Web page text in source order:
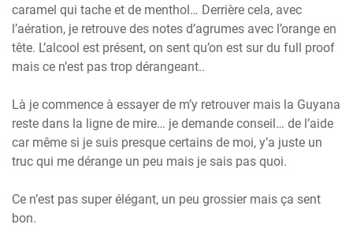
caramel qui tache et de menthol… Derrière cela, avec
l’aération, je retrouve des notes d’agrumes avec l’orange en
tête. L’alcool est présent, on sent qu’on est sur du full proof
mais ce n’est pas trop dérangeant..
Là je commence à essayer de m’y retrouver mais la Guyana
reste dans la ligne de mire… je demande conseil… de l’aide
car même si je suis presque certains de moi, y’a juste un
truc qui me dérange un peu mais je sais pas quoi.
Ce n’est pas super élégant, un peu grossier mais ça sent
bon.